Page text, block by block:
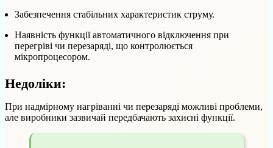
Забезпечення стабільних характеристик струму.
Наявність функції автоматичного відключення при
перегріві чи перезаряді, що контролюється
мікропроцесором.
Недоліки:
При надмірному нагріванні чи перезаряді можливі проблеми,
але виробники зазвичай передбачають захисні функції.